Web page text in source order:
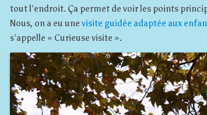
tout l’endroit. Ça permet de voir les points
Nous, on a eu une visite guidée adaptée aux
s’appelle « Curieuse visite ».